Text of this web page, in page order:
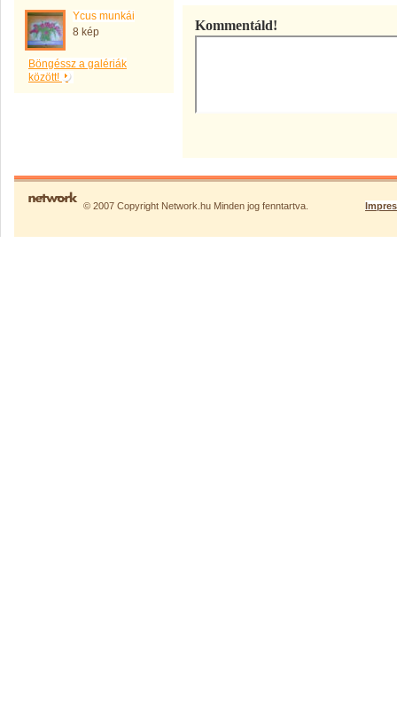
Ycus munkái
8 kép
Böngéssz a galériák
között!
Kommentáld!
© 2007 Copyright Network.hu Minden jog fenntartva.